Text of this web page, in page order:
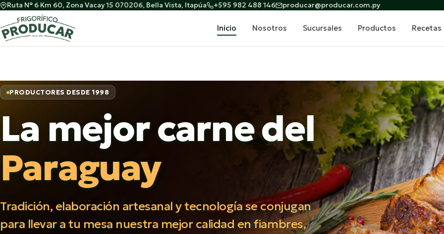
Ruta N° 6 Km 60, Zona Vacay 15 070206, Bella Vista, Itapúa +595 982 488 146 producar@producar.com.py
Inicio Nosotros Sucursales Productos Recetas
PRODUCTORES DESDE 1998
La mejor carne del
Paraguay
Tradición, elaboración artesanal y tecnología se conjugan
para llevar a tu mesa nuestra mejor calidad en fiambres,